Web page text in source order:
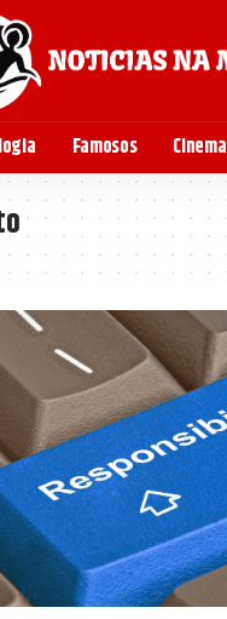
Famosos Cinema